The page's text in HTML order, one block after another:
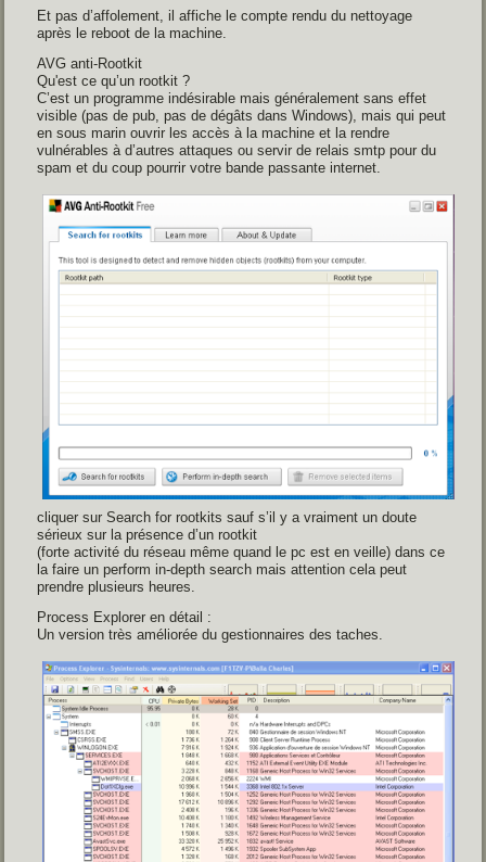
Et pas d’affolement, il affiche le compte rendu du nettoyage
après le reboot de la machine.
AVG anti-Rootkit
Qu'est ce qu’un rootkit ?
C’est un programme indésirable mais généralement sans effet
visible (pas de pub, pas de dégâts dans Windows), mais qui peut
en sous marin ouvrir les accès à la machine et la rendre
vulnérables à d’autres attaques ou servir de relais smtp pour du
spam et du coup pourrir votre bande passante internet.
cliquer sur Search for rootkits sauf s’il y a vraiment un doute
sérieux sur la présence d’un rootkit
(forte activité du réseau même quand le pc est en veille) dans ce
la faire un perform in-depth search mais attention cela peut
prendre plusieurs heures.
Process Explorer en détail :
Un version très améliorée du gestionnaires des taches.